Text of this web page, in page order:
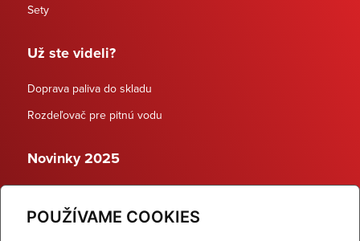
POUŽÍVAME COOKIES
Sety
Už ste videli?
Doprava paliva do skladu
Rozdeľovač pre pitnú vodu
Novinky 2025
Dynamické termostatické ventily